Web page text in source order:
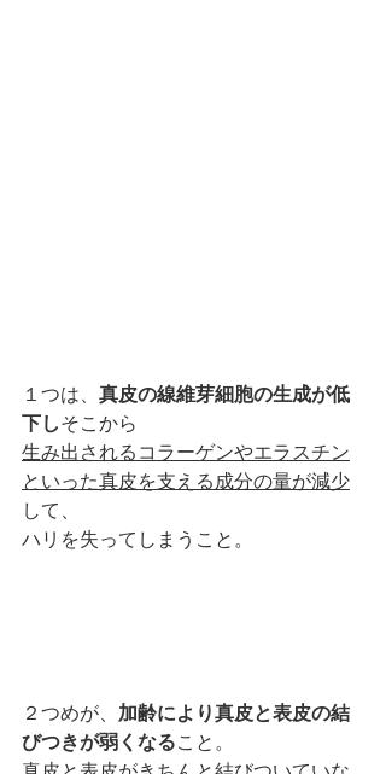
１つは、 真皮の線維芽細胞の生成が低
下しそこから
生み出されるコラーゲンやエラスチン
といった真皮を支える成分の量が減少
して、
ハリを失ってしまうこと。
２つめが、 加齢により真皮と表皮の結
びつきが弱くなること。